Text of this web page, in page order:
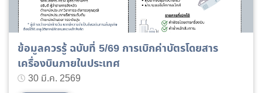
ข้อมูลควรรู้ ฉบับที่ 5/69 การเบิกค่าบัตรโดยสาร
เครื่องบินภายในประเทศ
30 มี.ค. 2569